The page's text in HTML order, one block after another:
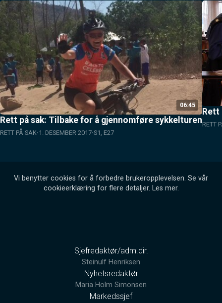
06:45
Rett på sak: Tilbake for å gjennomføre sykkelturen
RETT PÅ SAK 1. DESEMBER 2017 S1, E27
Rett
RETT
Vi benytter cookies for å forbedre brukeropplevelsen. Se vår
cookieerklæring for flere detaljer. Les mer.
Sjefredaktør/adm.dir.
Steinulf Henriksen
Nyhetsredaktør
Maria Holm Simonsen
Markedssjef